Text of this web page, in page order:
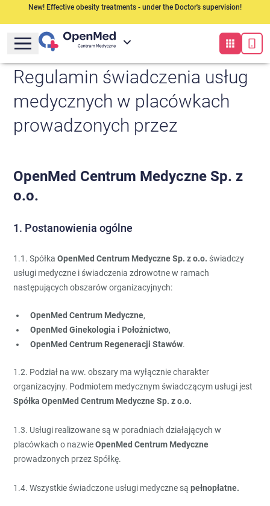
New! Effective obesity treatments - under the Doctor's supervision!
Regulamin świadczenia usług
medycznych w placówkach
prowadzonych przez
OpenMed Centrum Medyczne Sp. z
o.o.
1. Postanowienia ogólne
1.1. SpółkaOpenMed Centrum Medyczne Sp. z o.o. świadczy
usługi medyczne i świadczenia zdrowotne w ramach
następujących obszarów organizacyjnych:
OpenMed Centrum Medyczne,
OpenMed Ginekologia i Położnictwo,
OpenMed Centrum Regeneracji Stawów.
1.2. Podział na ww. obszary ma wyłącznie charakter
organizacyjny. Podmiotem medycznym świadczącym usługi jest
Spółka OpenMed Centrum Medyczne Sp. z o.o.
1.3. Usługi realizowane są w poradniach działających w
placówkach o nazwieOpenMed Centrum Medyczne
prowadzonych przez Spółkę.
1.4. Wszystkie świadczone usługi medyczne sąpełnopłatne.